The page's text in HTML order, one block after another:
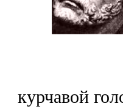
курчавой